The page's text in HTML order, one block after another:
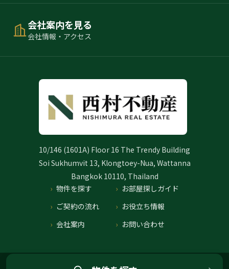
会社案内を見る
会社情報・アクセス
10/146 (1601A) Floor 16 The Trendy Building
Soi Sukhumvit 13, Klongtoey-Nua, Wattanna
Bangkok 10110, Thailand
物件を探す
お部屋探しガイド
ご契約の流れ
お役立ち情報
会社案内
お問い合わせ
プライバシーポリシー